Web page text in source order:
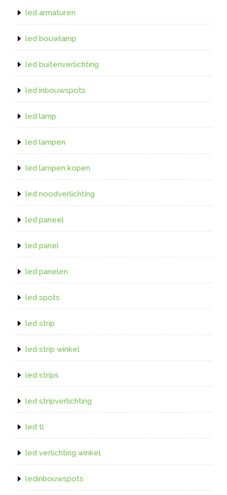
led armaturen
led bouwlamp
led buitenverlichting
led inbouwspots
led lamp
led lampen
led lampen kopen
led noodverlichting
led paneel
led panel
led panelen
led spots
led strip
led strip winkel
led strips
led stripverlichting
led tl
led verlichting winkel
ledinbouwspots